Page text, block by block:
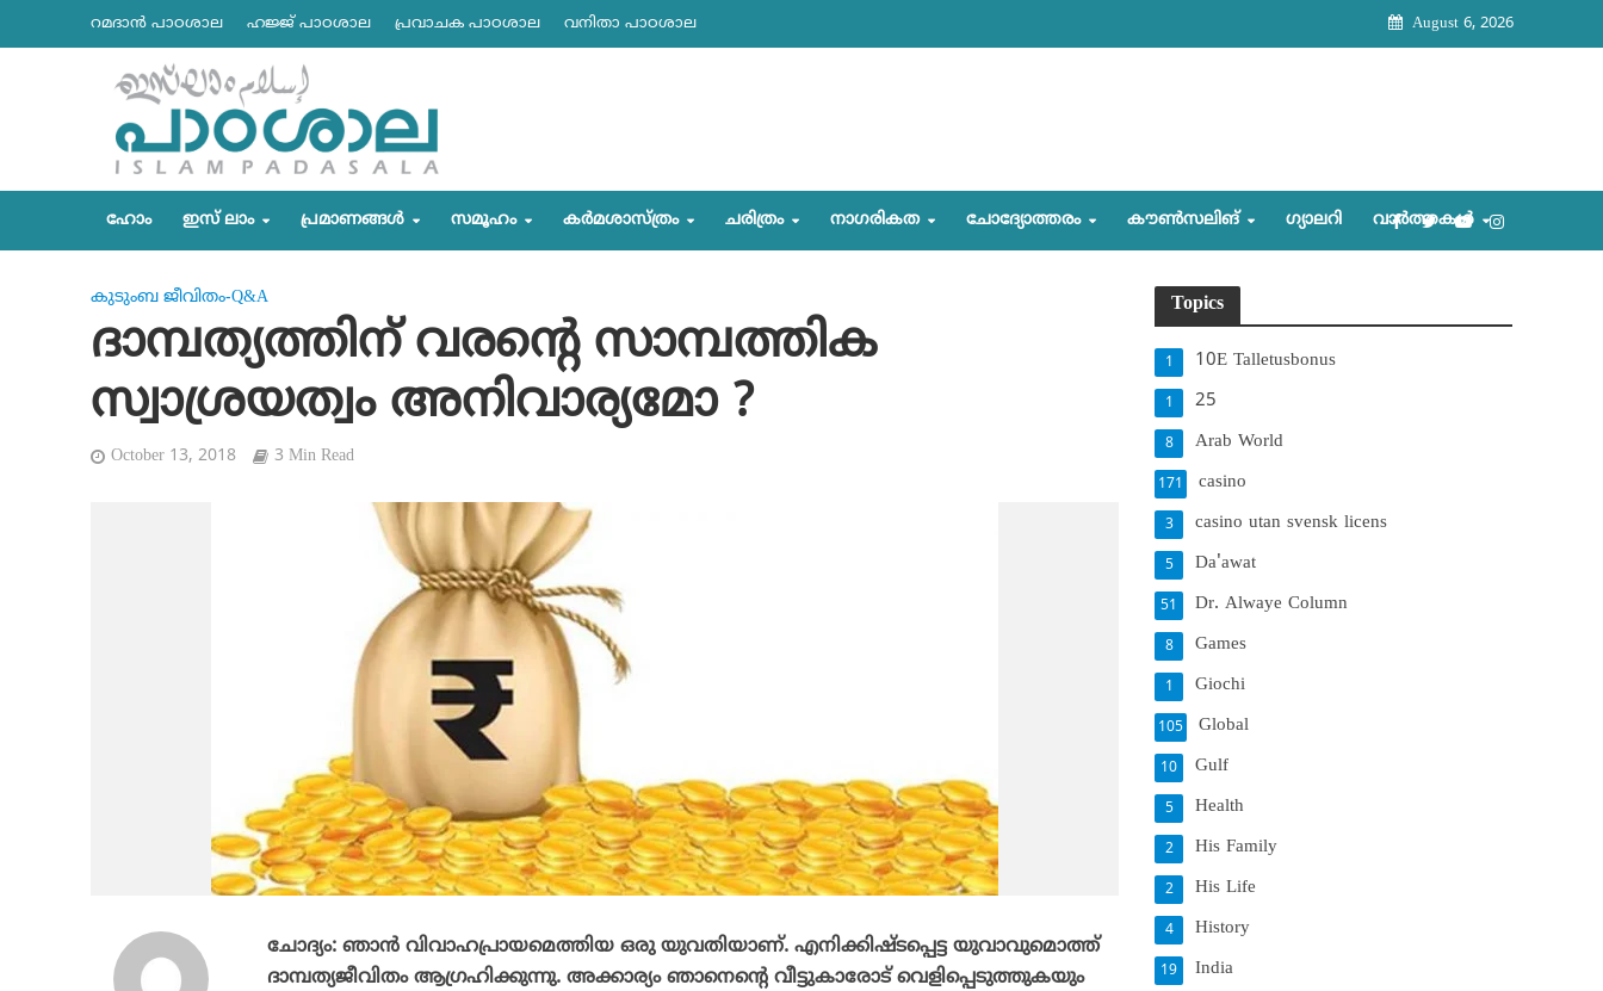
റമദാന്‍ പാഠശാല ഹജ്ജ് പാഠശാല പ്രവാചക പാഠശാല വനിതാ പാഠശാല August 6, 2026
ഹോം ഇസ് ലാം പ്രമാണങ്ങള്‍ സമൂഹം കര്‍മശാസ്ത്രം ചരിത്രം നാഗരികത ചോദ്യോത്തരം കൗണ്‍സലിങ്‌ ഗ്യാലറി വാര്‍ത്തകള്‍
കുടുംബ ജീവിതം-Q&A
ദാമ്പത്യത്തിന് വരന്റെ സാമ്പത്തിക
സ്വാശ്രയത്വം അനിവാര്യമോ ?
October 13, 2018 3 Min Read
ചോദ്യം: ഞാന്‍ വിവാഹപ്രായമെത്തിയ ഒരു യുവതിയാണ്. എനിക്കിഷ്ടപ്പെട്ട യുവാവുമൊത്ത്
ദാമ്പത്യജീവിതം ആഗ്രഹിക്കുന്നു. അക്കാര്യം ഞാനെന്റെ വീട്ടുകാരോട് വെളിപ്പെടുത്തുകയും
Topics
10E Talletusbonus
1
25
1
Arab World
8
casino
171
casino utan svensk licens
3
Da'awat
5
Dr. Alwaye Column
51
Games
8
Giochi
1
Global
105
Gulf
10
Health
5
His Family
2
His Life
2
History
4
India
19